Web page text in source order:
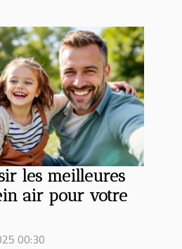
les meilleures
air pour votre
00:30